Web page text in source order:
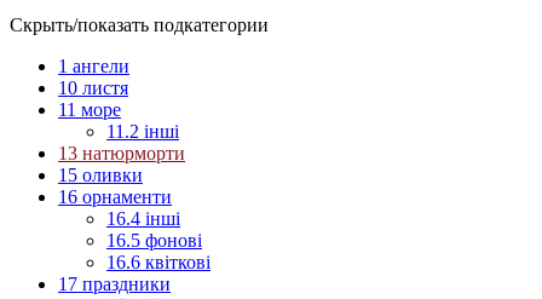
Скрыть/показать подкатегории
1 ангели
10 листя
11 море
11.2 інші
13 натюрморти
15 оливки
16 орнаменти
16.4 інші
16.5 фонові
16.6 квіткові
17 праздники